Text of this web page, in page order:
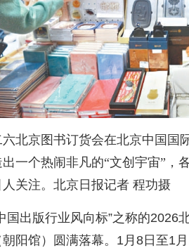
六北京图书订货会在北京中国国
一个热闹非凡的“文创宇宙”，
关注。北京日报记者 程功摄
国出版行业风向标”之称的2026
阳馆）圆满落幕。1月8日至1